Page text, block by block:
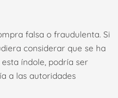
falsa o fraudulenta. Si
considerar que se ha
índole, podría ser
a las autoridades